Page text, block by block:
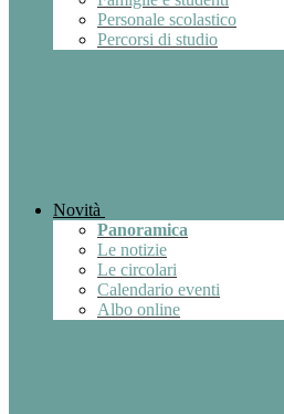
Personale scolastico
Percorsi di studio
Novità
Panoramica
Le notizie
Le circolari
Calendario eventi
Albo online